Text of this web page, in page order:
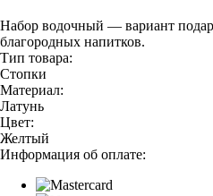
Набор водочный — вариант
благородных напитков.
Тип товара:
Стопки
Материал:
Латунь
Цвет:
Желтый
Информация об оплате: